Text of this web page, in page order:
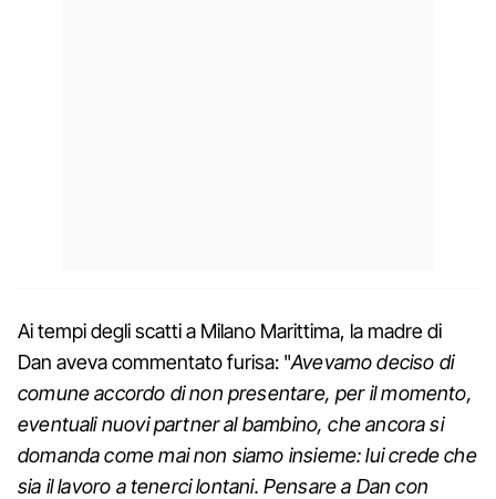
Ai tempi degli scatti a Milano Marittima, la madre di
Dan aveva commentato furisa: "Avevamo deciso di
comune accordo di non presentare, per il momento,
eventuali nuovi partner al bambino, che ancora si
domanda come mai non siamo insieme: lui crede che
sia il lavoro a tenerci lontani. Pensare a Dan con